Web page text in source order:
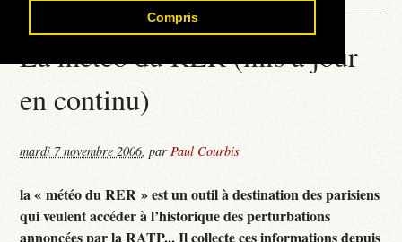
Compris
La météo du RER (mis à jour
en continu)
mardi 7 novembre 2006,parPaul Courbis
la « météo du RER » est un outil à destination des parisiens
qui veulent accéder à l’historique des perturbations
annoncées par la RATP... Il collecte ces informations depuis